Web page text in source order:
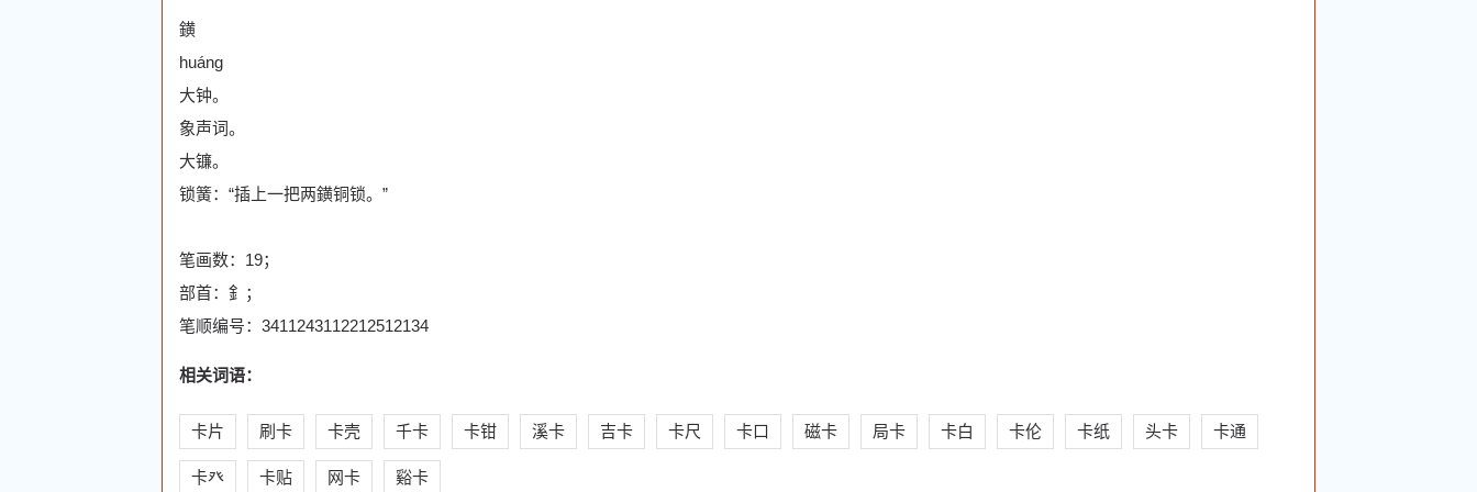
鐄
huáng
大钟。
象声词。
大镰。
锁簧：“插上一把两鐄铜锁。”
笔画数：19；
部首：釒；
笔顺编号：3411243112212512134
相关词语：
卡片 刷卡 卡壳 千卡 卡钳 溪卡 吉卡 卡尺 卡口 磁卡 局卡 卡白 卡伦 卡纸 头卡 卡通
卡癶 卡贴 网卡 谿卡